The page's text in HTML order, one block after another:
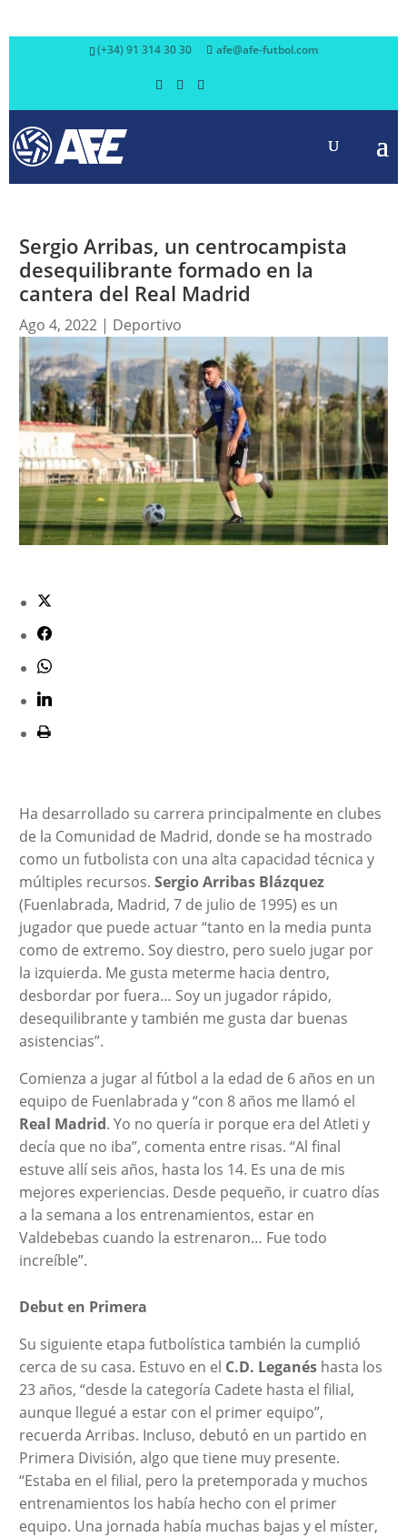
(+34) 91 314 30 30 afe@afe-futbol.com
Sergio Arribas, un centrocampista
desequilibrante formado en la
cantera del Real Madrid
Ago 4, 2022| Deportivo
Ha desarrollado su carrera principalmente en clubes
de la Comunidad de Madrid, donde se ha mostrado
como un futbolista con una alta capacidad técnica y
múltiples recursos. Sergio Arribas Blázquez
(Fuenlabrada, Madrid, 7 de julio de 1995) es un
jugador que puede actuar “tanto en la media punta
como de extremo. Soy diestro, pero suelo jugar por
la izquierda. Me gusta meterme hacia dentro,
desbordar por fuera… Soy un jugador rápido,
desequilibrante y también me gusta dar buenas
asistencias”.
Comienza a jugar al fútbol a la edad de 6 años en un
equipo de Fuenlabrada y “con 8 años me llamó el
Real Madrid. Yo no quería ir porque era del Atleti y
decía que no iba”, comenta entre risas. “Al final
estuve allí seis años, hasta los 14. Es una de mis
mejores experiencias. Desde pequeño, ir cuatro días
a la semana a los entrenamientos, estar en
Valdebebas cuando la estrenaron… Fue todo
increíble”.
Debut en Primera
Su siguiente etapa futbolística también la cumplió
cerca de su casa. Estuvo en el C.D. Leganéshasta los
23 años, “desde la categoría Cadete hasta el filial,
aunque llegué a estar con el primer equipo”,
recuerda Arribas. Incluso, debutó en un partido en
Primera División, algo que tiene muy presente.
“Estaba en el filial, pero la pretemporada y muchos
entrenamientos los había hecho con el primer
equipo. Una jornada había muchas bajas y el míster,